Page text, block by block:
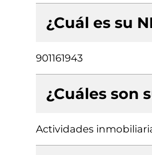
¿Cuál es su
901161943
¿Cuáles son
Actividades